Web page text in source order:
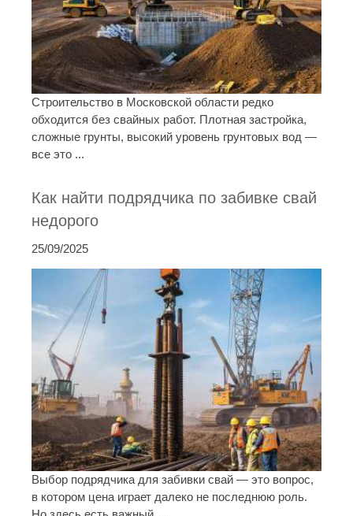
Строительство в Московской области редко
обходится без свайных работ. Плотная застройка,
сложные грунты, высокий уровень грунтовых вод —
все это ...
Как найти подрядчика по забивке свай
недорого
25/09/2025
Выбор подрядчика для забивки свай — это вопрос,
в котором цена играет далеко не последнюю роль.